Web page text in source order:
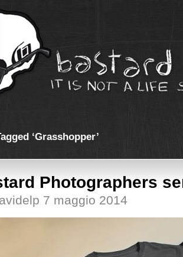
‘Grasshopper’
Photographers
7 maggio 2014